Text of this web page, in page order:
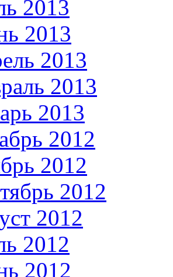
2013
2013
2013
2013
2013
2012
2012
2012
2012
2012
2012